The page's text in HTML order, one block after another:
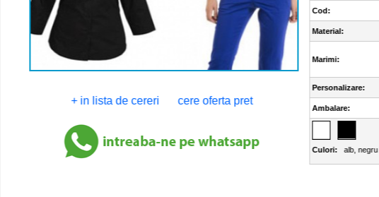
+ in lista de cereri cere oferta pret
Cod:
Material:
Marimi:
Personalizare:
Ambalare:
Culori: alb,negru